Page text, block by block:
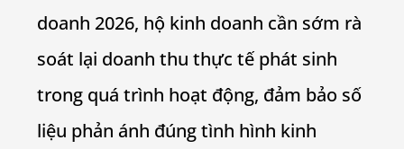
doanh 2026, hộ kinh doanh cần sớm rà
soát lại doanh thu thực tế phát sinh
trong quá trình hoạt động, đảm bảo số
liệu phản ánh đúng tình hình kinh